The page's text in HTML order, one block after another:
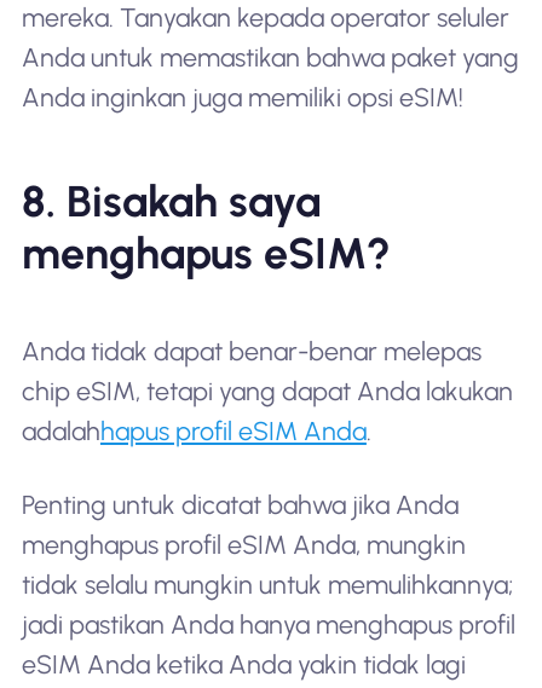
mereka. Tanyakan kepada operator seluler
Anda untuk memastikan bahwa paket yang
Anda inginkan juga memiliki opsi eSIM!
8. Bisakah saya
menghapus eSIM?
Anda tidak dapat benar-benar melepas
chip eSIM, tetapi yang dapat Anda lakukan
adalahhapus profil eSIM Anda.
Penting untuk dicatat bahwa jika Anda
menghapus profil eSIM Anda, mungkin
tidak selalu mungkin untuk memulihkannya;
jadi pastikan Anda hanya menghapus profil
eSIM Anda ketika Anda yakin tidak lagi